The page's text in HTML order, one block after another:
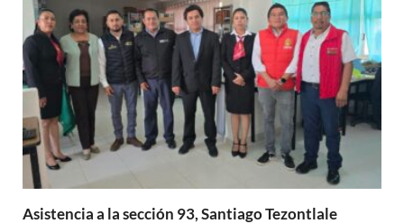
Asistencia a la sección 93, Santiago Tezontlale